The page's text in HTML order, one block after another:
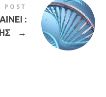
POST
:
→